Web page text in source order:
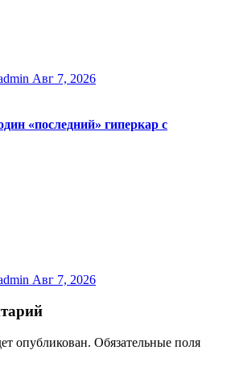
Авг 7, 2026
«последний» гиперкар с
Авг 7, 2026
опубликован. Обязательные поля